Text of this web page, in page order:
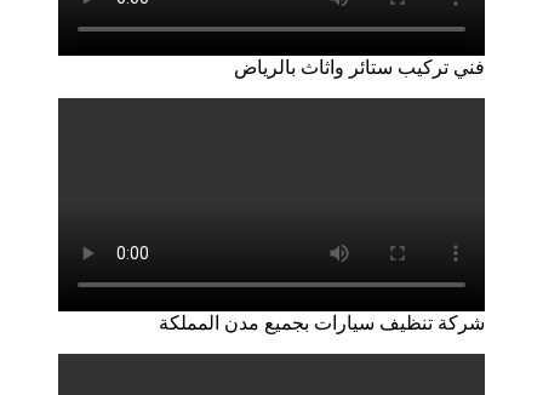
فني تركيب ستائر واثاث بالرياض
شركة تنظيف سيارات بجميع مدن المملكة